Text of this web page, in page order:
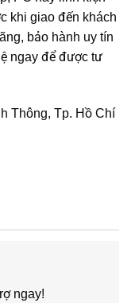
khi giao đến khách
bảo hành uy tín
ngay để được tư
Thông, Tp. Hồ Chí
ngay!